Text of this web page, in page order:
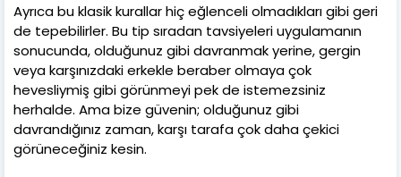
Ayrıca bu klasik kurallar hiç eğlenceli olmadıkları gibi geri
de tepebilirler. Bu tip sıradan tavsiyeleri uygulamanın
sonucunda, olduğunuz gibi davranmak yerine, gergin
veya karşınızdaki erkekle beraber olmaya çok
hevesliymiş gibi görünmeyi pek de istemezsiniz
herhalde. Ama bize güvenin; olduğunuz gibi
davrandığınız zaman, karşı tarafa çok daha çekici
görüneceğiniz kesin.